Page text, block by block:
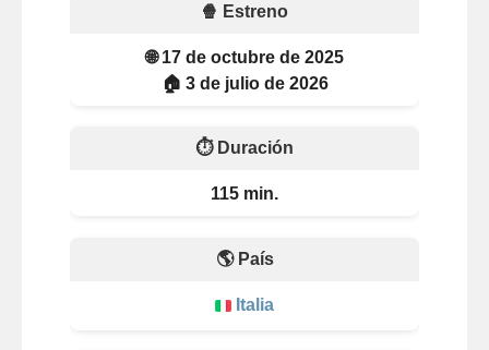
🍿 Estreno
🌐 17 de octubre de 2025
🏠 3 de julio de 2026
⏱️ Duración
115 min.
🌎 País
Italia